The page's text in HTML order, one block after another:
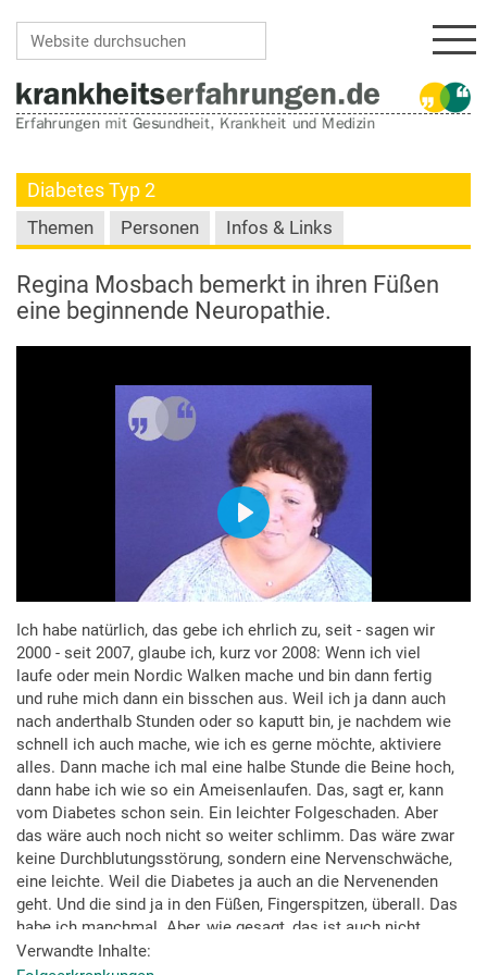
Diabetes Typ 2
Themen Personen Infos & Links
Regina Mosbach bemerkt in ihren Füßen
eine beginnende Neuropathie.
Ich habe natürlich, das gebe ich ehrlich zu, seit - sagen wir
2000 - seit 2007, glaube ich, kurz vor 2008: Wenn ich viel
laufe oder mein Nordic Walken mache und bin dann fertig
und ruhe mich dann ein bisschen aus. Weil ich ja dann auch
nach anderthalb Stunden oder so kaputt bin, je nachdem wie
schnell ich auch mache, wie ich es gerne möchte, aktiviere
alles. Dann mache ich mal eine halbe Stunde die Beine hoch,
dann habe ich wie so ein Ameisenlaufen. Das, sagt er, kann
vom Diabetes schon sein. Ein leichter Folgeschaden. Aber
das wäre auch noch nicht so weiter schlimm. Das wäre zwar
keine Durchblutungsstörung, sondern eine Nervenschwäche,
eine leichte. Weil die Diabetes ja auch an die Nervenenden
geht. Und die sind ja in den Füßen, Fingerspitzen, überall. Das
habe ich manchmal. Aber, wie gesagt, das ist auch nicht
schlimm. Habe ich mich mittlerweile auch dran gewöhnt.
Verwandte Inhalte